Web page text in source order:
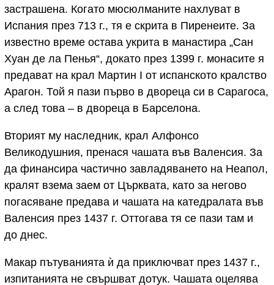
застрашена. Когато мюсюлманите нахлуват в
Испания през 713 г., тя е скрита в Пиренеите. За
известно време остава укрита в манастира „Сан
Хуан де ла Пенья“, докато през 1399 г. монасите я
предават на крал Мартин I от испанското кралство
Арагон. Той я пази първо в двореца си в Сарагоса,
а след това – в двореца в Барселона.
Вторият му наследник, крал Алфонсо
Великодушния, пренася чашата във Валенсия. За
да финансира частично завладяването на Неапол,
кралят взема заем от Църквата, като за негово
погасяване предава и чашата на катедралата във
Валенсия през 1437 г. Оттогава тя се пази там и
до днес.
Макар пътуванията ѝ да приключват през 1437 г.,
изпитанията не свършват дотук. Чашата оцелява